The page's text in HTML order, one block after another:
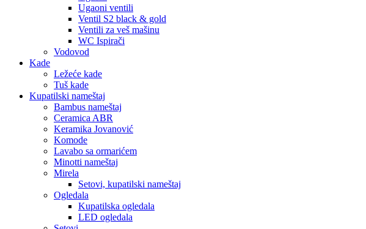
Ugaoni ventili
Ventil S2 black & gold
Ventili za veš mašinu
WC Ispirači
Vodovod
Kade
Ležeće kade
Tuš kade
Kupatilski nameštaj
Bambus nameštaj
Ceramica ABR
Keramika Jovanović
Komode
Lavabo sa ormarićem
Minotti nameštaj
Mirela
Setovi, kupatilski nameštaj
Ogledala
Kupatilska ogledala
LED ogledala